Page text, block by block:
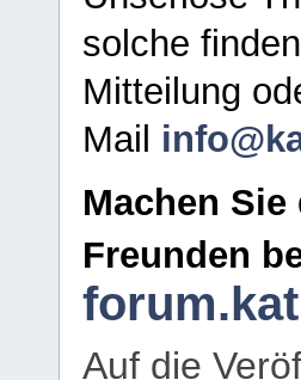
solche
Mitteilung
Mail
Machen
Freunden
Auf die